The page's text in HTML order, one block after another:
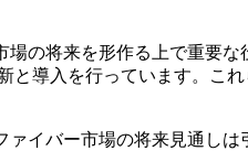
の将来を形作る上で重要
導入を行っています。こ
イバー市場の将来見通し